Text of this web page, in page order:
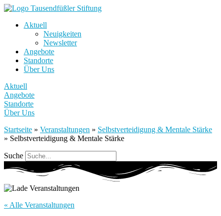
Aktuell
Neuigkeiten
Newsletter
Angebote
Standorte
Über Uns
Aktuell
Angebote
Standorte
Über Uns
Startseite » Veranstaltungen » Selbstverteidigung & Mentale Stärke
» Selbstverteidigung & Mentale Stärke
Suche
« Alle Veranstaltungen